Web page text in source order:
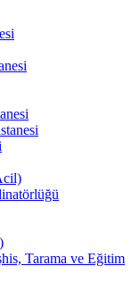
Tarama ve Eğitim